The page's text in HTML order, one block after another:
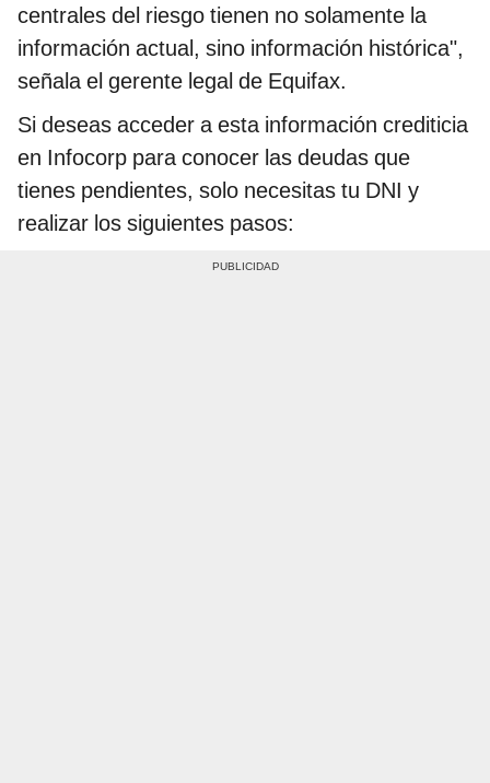
centrales del riesgo tienen no solamente la
información actual, sino información histórica",
señala el gerente legal de Equifax.
Si deseas acceder a esta información crediticia
en Infocorp para conocer las deudas que
tienes pendientes, solo necesitas tu DNI y
realizar los siguientes pasos: